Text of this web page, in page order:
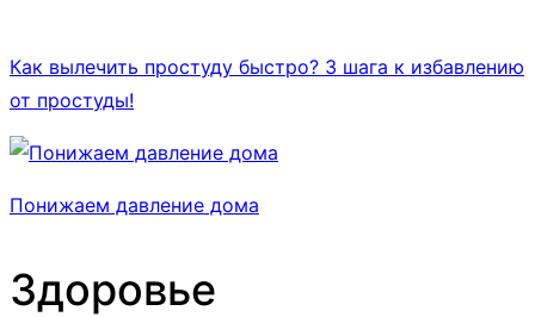
Как вылечить простуду быстро? 3 шага к избавлению
от простуды!
Понижаем давление дома
Здоровье